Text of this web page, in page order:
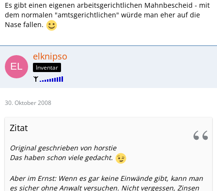
Es gibt einen eigenen arbeitsgerichtlichen Mahnbescheid - mit
dem normalen "amtsgerichtlichen" würde man eher auf die
Nase fallen.
elknipso
Inventar
30. Oktober 2008
Zitat
Original geschrieben von horstie
Das haben schon viele gedacht.
Aber im Ernst: Wenn es gar keine Einwände gibt, kann man
es sicher ohne Anwalt versuchen. Nicht vergessen, Zinsen